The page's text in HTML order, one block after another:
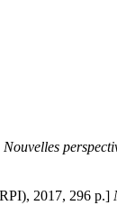
Nouvelles
2017, 296 p.]